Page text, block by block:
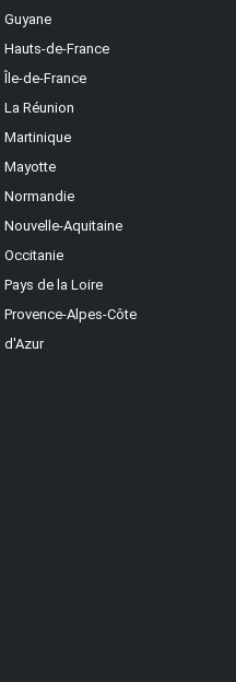
Guyane
Hauts-de-France
Île-de-France
La Réunion
Martinique
Mayotte
Normandie
Nouvelle-Aquitaine
Occitanie
Pays de la Loire
Provence-Alpes-Côte
d'Azur